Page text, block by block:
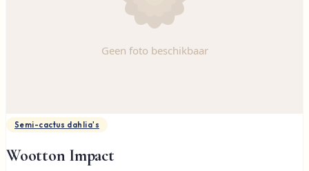
Semi-cactus dahlia's
Wootton Impact